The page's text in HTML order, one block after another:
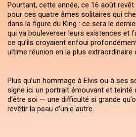
Pourtant, cette année, ce 16 août
pour ces quatre âmes solitaires qui
dans la figure du King : ce sera le
qui va bouleverser leurs existences et
ce qu’ils croyaient enfoui
ultime réunion en la plus extraordinaire
Plus qu’un hommage à Elvis ou à ses
signe ici un portrait émouvant et teinté
d’être soi — une difficulté si grande
revêtir la peau d’un·e autre.